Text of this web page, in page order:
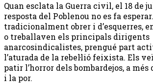
Quan esclata la Guerra civil, el 18 de
resposta del Poblenou no es fa
tradicionalment obrer i d’esquerres,
o treballaven els principals dirigents
anarcosindicalistes, prengué part
l’aturada de la rebel·lió feixista. Els
patir l’horror dels bombardejos, a
i la por.